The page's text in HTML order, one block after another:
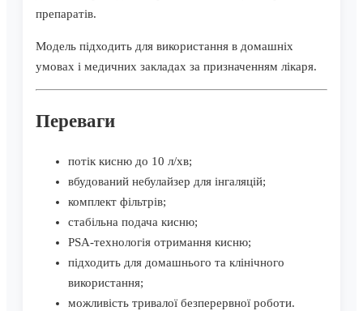
препаратів.
Модель підходить для використання в домашніх
умовах і медичних закладах за призначенням лікаря.
Переваги
потік кисню до 10 л/хв;
вбудований небулайзер для інгаляцій;
комплект фільтрів;
стабільна подача кисню;
PSA-технологія отримання кисню;
підходить для домашнього та клінічного
використання;
можливість тривалої безперервної роботи.